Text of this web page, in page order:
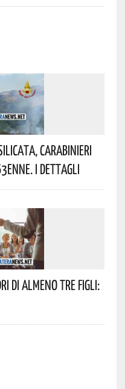
Carabinieri
I Dettagli
Di Almeno Tre Figli: